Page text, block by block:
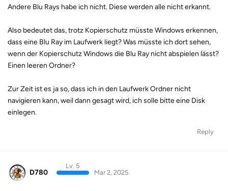
Andere Blu Rays habe ich nicht. Diese werden alle nicht erkannt.
Also bedeutet das, trotz Kopierschutz müsste Windows erkennen,
dass eine Blu Ray im Laufwerk liegt? Was müsste ich dort sehen,
wenn der Kopierschutz Windows die Blu Ray nicht abspielen lässt?
Einen leeren Ordner?
Zur Zeit ist es ja so, dass ich in den Laufwerk Ordner nicht
navigieren kann, weil dann gesagt wird, ich solle bitte eine Disk
einlegen.
Reply
D780
Lv. 5
Mar 2, 2025